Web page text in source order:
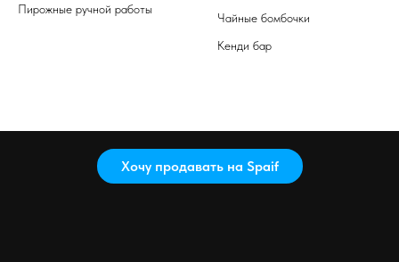
Пирожные ручной работы
Чайные бомбочки
Кенди бар
Хочу продавать на Spaif